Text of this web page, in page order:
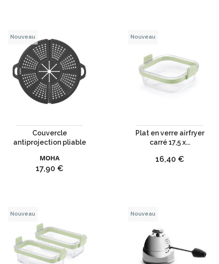
Couvercle
antiprojection pliable
MOHA
Prix
17,90 €
Nouveau
Plat en verre airfryer
carré 17,5 x...
Prix
16,40 €
Nouveau
Nouveau Nouveau